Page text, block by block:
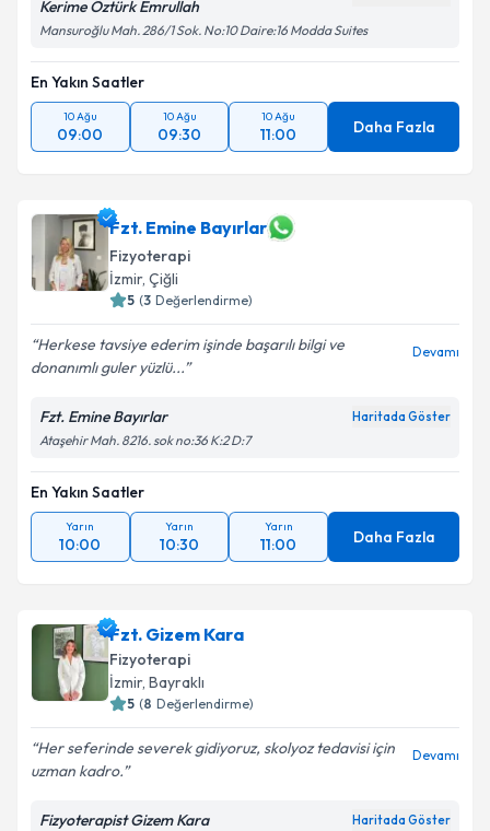
Kerime Öztürk Emrullah
Mansuroğlu Mah. 286/1 Sok. No:10 Daire:16 Modda Suites
En Yakın Saatler
10 Ağu
09:00
10 Ağu
09:30
10 Ağu
11:00 Daha Fazla
Fzt. Emine Bayırlar
Fizyoterapi
İzmir, Çiğli
5 (3 Değerlendirme)
Herkese tavsiye ederim işinde başarılı bilgi ve
donanımlı guler yüzlü...
Devamı
Fzt. Emine Bayırlar Haritada Göster
Ataşehir Mah. 8216. sok no:36 K:2 D:7
En Yakın Saatler
Yarın
10:00
Yarın
10:30
Yarın
11:00 Daha Fazla
Fzt. Gizem Kara
Fizyoterapi
İzmir, Bayraklı
5 (8 Değerlendirme)
Her seferinde severek gidiyoruz, skolyoz tedavisi için
uzman kadro.
Devamı
Fizyoterapist Gizem Kara Haritada Göster